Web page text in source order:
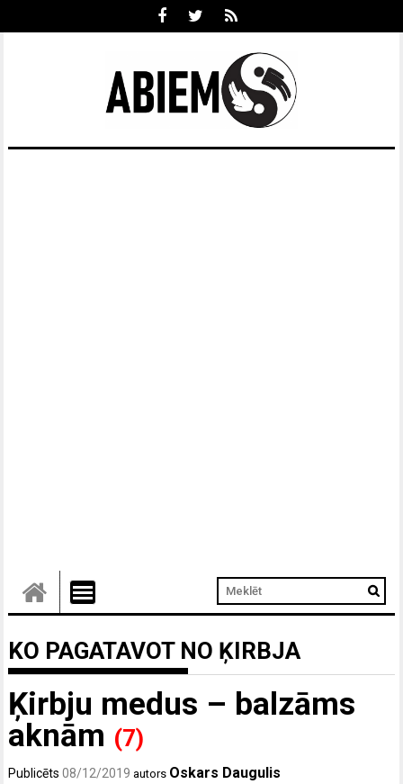
KO PAGATAVOT NO ĶIRBJA
Ķirbju medus – balzāms
aknām (7)
Publicēts08/12/2019 autors Oskars Daugulis